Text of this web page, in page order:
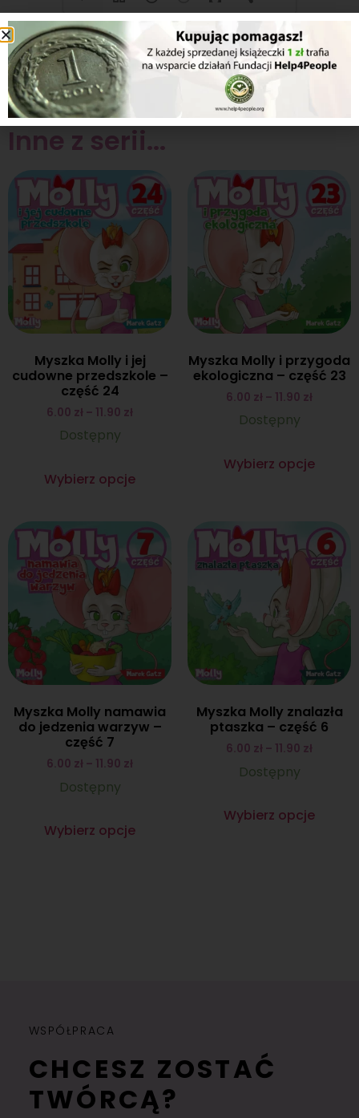
Inne z serii...
Myszka Molly i jej
cudowne przedszkole –
część 24
6.00 zł – 11.90 zł
Dostępny
Wybierz opcje
Myszka Molly i przygoda
ekologiczna – część 23
6.00 zł – 11.90 zł
Dostępny
Wybierz opcje
Myszka Molly namawia
do jedzenia warzyw –
część 7
6.00 zł – 11.90 zł
Dostępny
Wybierz opcje
Myszka Molly znalazła
ptaszka – część 6
6.00 zł – 11.90 zł
Dostępny
Wybierz opcje
WSPÓŁPRACA
CHCESZ ZOSTAĆ
TWÓRCĄ?